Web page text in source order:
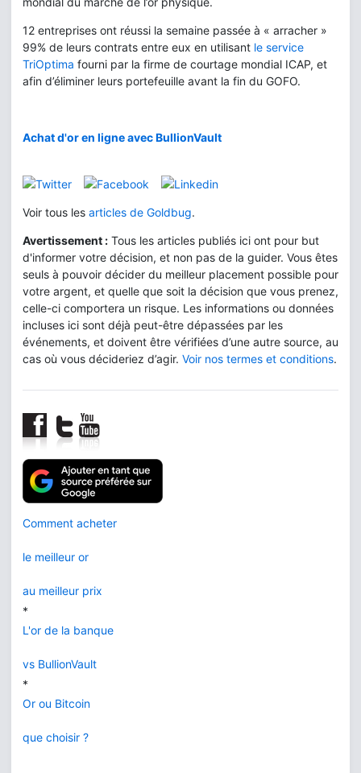
12 entreprises ont réussi la semaine passée à « arracher »
99% de leurs contrats entre eux en utilisant le service
TriOptima fourni par la firme de courtage mondial ICAP, et
afin d’éliminer leurs portefeuille avant la fin du GOFO.
Achat d'or en ligne avec BullionVault
Voir tous les articles de Goldbug.
Avertissement : Tous les articles publiés ici ont pour but
d'informer votre décision, et non pas de la guider. Vous êtes
seuls à pouvoir décider du meilleur placement possible pour
votre argent, et quelle que soit la décision que vous prenez,
celle-ci comportera un risque. Les informations ou données
incluses ici sont déjà peut-être dépassées par les
événements, et doivent être vérifiées d’une autre source, au
cas où vous décideriez d’agir. Voir nos termes et conditions.
Comment acheter
le meilleur or
au meilleur prix
*
L'or de la banque
vs BullionVault
*
Or ou Bitcoin
que choisir ?